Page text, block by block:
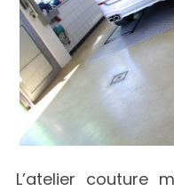
L’atelier couture